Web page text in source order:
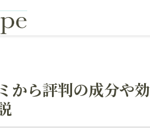
から評判の成分や